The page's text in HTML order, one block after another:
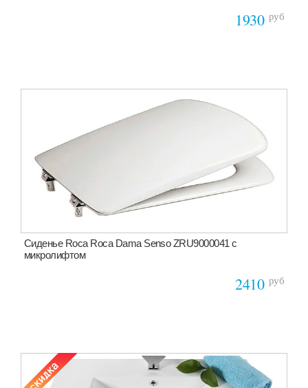
1930 руб
Сиденье Roca Roca Dama Senso ZRU9000041 c
микролифтом
2410 руб